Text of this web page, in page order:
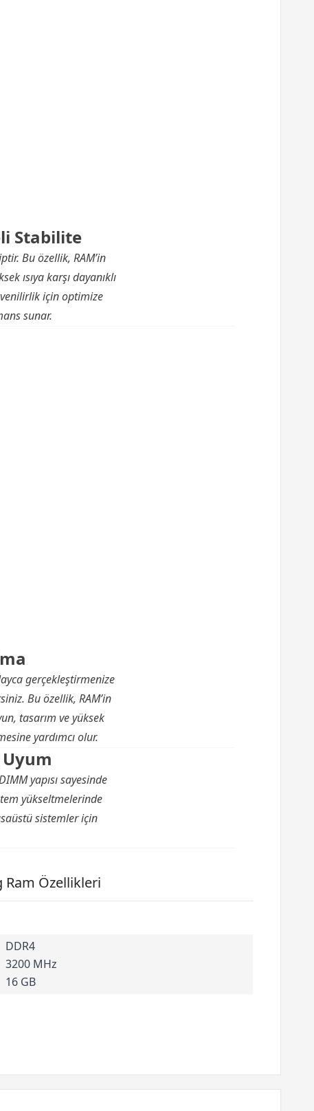
Stabilite
Bu özellik, RAM’in
ısıya karşı dayanıklı
için optimize
sunar.
gerçekleştirmenize
Bu özellik, RAM’in
tasarım ve yüksek
yardımcı olur.
yapısı sayesinde
yükseltmelerinde
sistemler için
Ram Özellikleri
DDR4
3200 MHz
16 GB